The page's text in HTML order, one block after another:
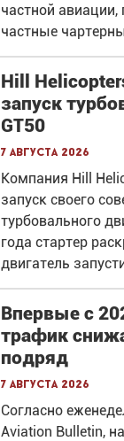
частной
частные
Hill
запуск
GT50
7 августа 2026
Компания Hill
запуск своего
турбовального
года стартер
двигатель
Впервые с
трафик
подряд
7 августа 2026
Согласно
Aviation Bulletin,